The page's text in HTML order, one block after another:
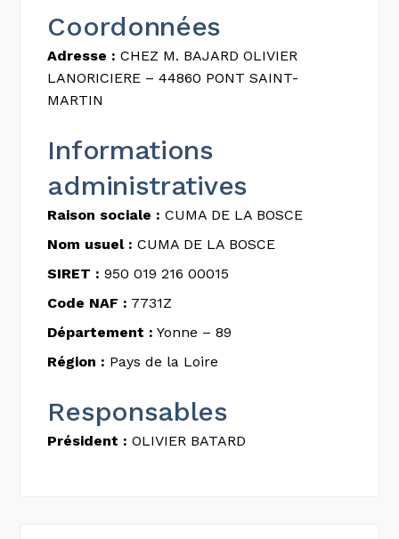
Coordonnées
Adresse : CHEZ M. BAJARD OLIVIER
LANORICIERE – 44860 PONT SAINT-
MARTIN
Informations
administratives
Raison sociale : CUMA DE LA BOSCE
Nom usuel : CUMA DE LA BOSCE
SIRET : 950 019 216 00015
Code NAF : 7731Z
Département : Yonne – 89
Région : Pays de la Loire
Responsables
Président : OLIVIER BATARD